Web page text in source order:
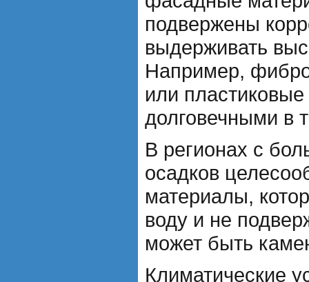
подвержены
выдерживать
Например,
или
долговечными в
В регионах с
осадков
материалы,
воду и не
может быть
Климатические